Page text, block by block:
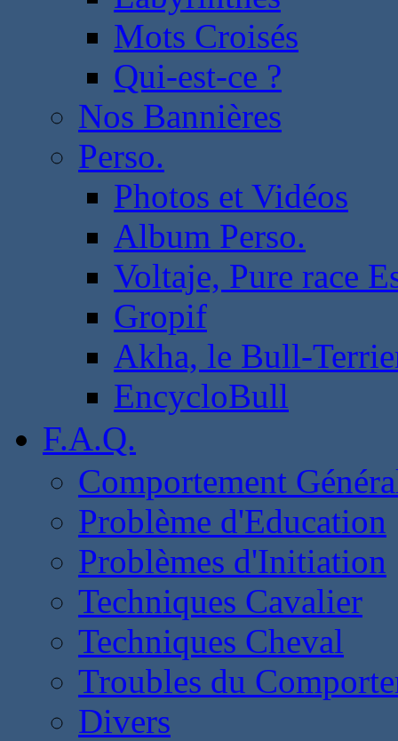
Mots Croisés
Qui-est-ce ?
Nos Bannières
Perso.
Photos et Vidéos
Album Perso.
Voltaje, Pure race
Gropif
Akha, le Bull-
EncycloBull
F.A.Q.
Comportement
Problème d'Education
Problèmes d'Initiation
Techniques Cavalier
Techniques Cheval
Troubles du
Divers